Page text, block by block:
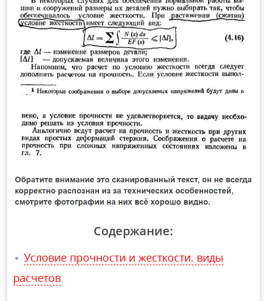
Содержание:
Условие прочности и жесткости. виды
расчетов